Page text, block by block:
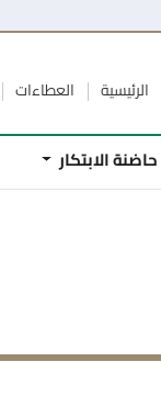
الرئيسية العطاءات
حاضنة الابتكار